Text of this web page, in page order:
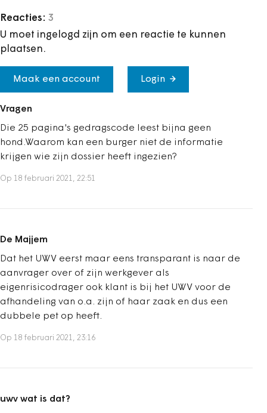
Reacties: 3
U moet ingelogd zijn om een reactie te kunnen
plaatsen.
Maak een account Login
Vragen
Die 25 pagina's gedragscode leest bijna geen
hond.Waarom kan een burger niet de informatie
krijgen wie zijn dossier heeft ingezien?
Op 18 februari 2021, 22:51
De Majjem
Dat het UWV eerst maar eens transparant is naar de
aanvrager over of zijn werkgever als
eigenrisicodrager ook klant is bij het UWV voor de
afhandeling van o.a. zijn of haar zaak en dus een
dubbele pet op heeft.
Op 18 februari 2021, 23:16
uwv wat is dat?